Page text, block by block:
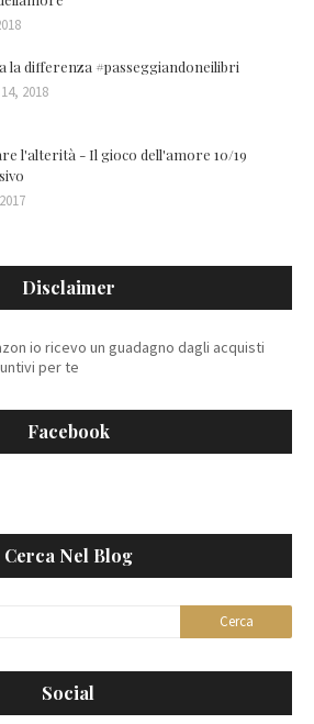
la differenza #passeggiandoneilibri
2018
l'alterità - Il gioco dell'amore 10/19
Disclaimer
io ricevo un guadagno dagli acquisti
per te
Facebook
Cerca Nel Blog
Social